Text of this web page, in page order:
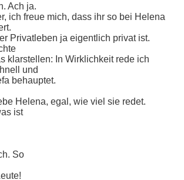
Ach ja.
ich freue mich, dass ihr so bei Helena
Privatleben ja eigentlich privat ist.
klarstellen: In Wirklichkeit rede ich
und
behauptet.
Helena, egal, wie viel sie redet.
ist
So